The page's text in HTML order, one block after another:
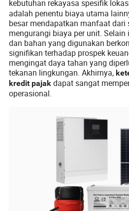
kebutuhan rekayasa spesifik
adalah penentu biaya utama
besar mendapatkan manfaat dari
mengurangi biaya per unit. Selain
dan bahan yang digunakan
signifikan terhadap prospek
mengingat daya tahan yang
tekanan lingkungan. Akhirnya,
kredit pajak dapat sangat
operasional.